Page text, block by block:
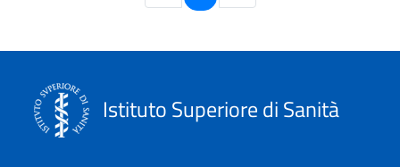
Istituto Superiore di Sanità